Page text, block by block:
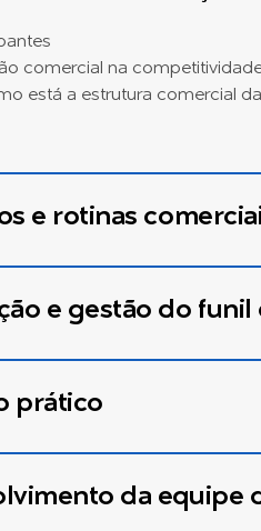
comercial na
está a estrutura comercial
e rotinas
e gestão do funil
prático
da equipe